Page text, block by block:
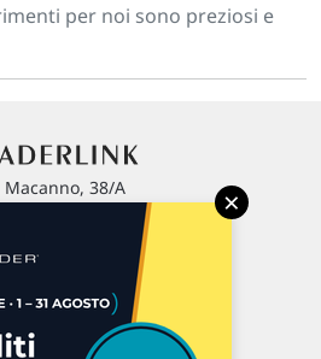
per noi sono preziosi e
Macanno, 38/A
02 452 460 401
Chi siamo
e segnalazioni
×